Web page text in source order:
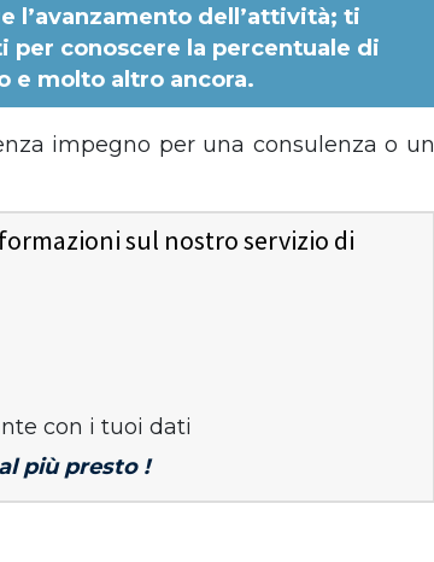
l’avanzamento dell’attività; ti
conoscere la percentuale di
e molto altro ancora.
impegno per una consulenza o un
sul nostro servizio di
con i tuoi dati
più presto !